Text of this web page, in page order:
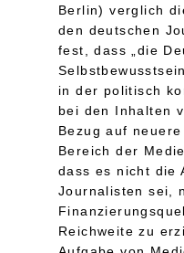
Berlin) verglich
den deutschen
fest, dass „die
in der politisch
bei den Inhalten
Bezug auf
Bereich der
dass es nicht die
Journalisten sei,
Reichweite zu